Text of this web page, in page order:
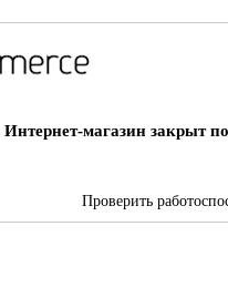
Интернет-магазин закрыт
Проверить